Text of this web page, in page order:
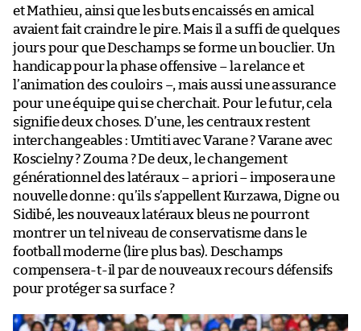
et Mathieu, ainsi que les buts encaissés en amical
avaient fait craindre le pire. Mais il a suffi de quelques
jours pour que Deschamps se forme un bouclier. Un
handicap pour la phase offensive – la relance et
l’animation des couloirs –, mais aussi une assurance
pour une équipe qui se cherchait. Pour le futur, cela
signifie deux choses. D’une, les centraux restent
interchangeables : Umtiti avec Varane ? Varane avec
Koscielny ? Zouma ? De deux, le changement
générationnel des latéraux – a priori – imposera une
nouvelle donne : qu’ils s’appellent Kurzawa, Digne ou
Sidibé, les nouveaux latéraux bleus ne pourront
montrer un tel niveau de conservatisme dans le
football moderne (lire plus bas). Deschamps
compensera-t-il par de nouveaux recours défensifs
pour protéger sa surface ?